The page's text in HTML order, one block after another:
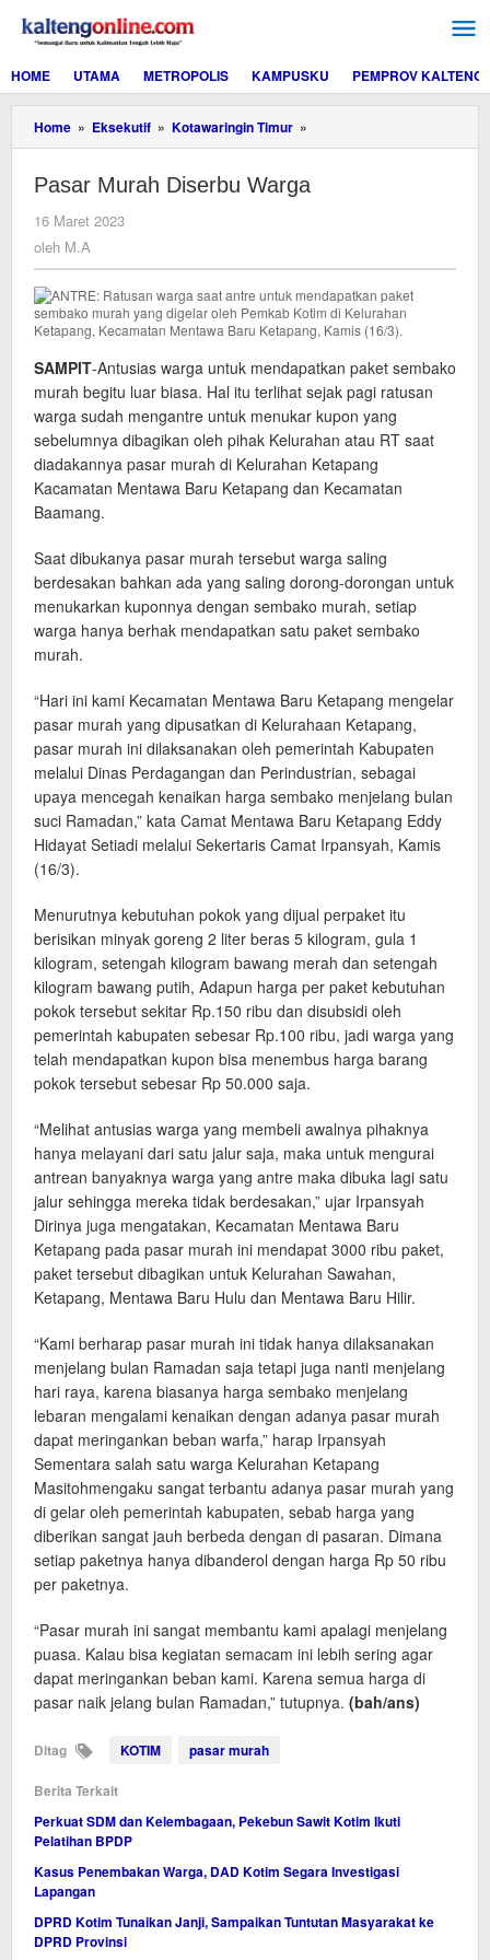
konten
HOME
UTAMA METROPOLIS KAMPUSKU PEMPROV KALTENG
Home » Eksekutif » Kotawaringin Timur »
Murah
Pasar Murah Diserbu Warga
16 Maret 2023
oleh M.A
SAMPIT-Antusias warga untuk mendapatkan paket sembako
murah begitu luar biasa. Hal itu terlihat sejak pagi ratusan
warga sudah mengantre untuk menukar kupon yang
sebelumnya dibagikan oleh pihak Kelurahan atau RT saat
diadakannya pasar murah di Kelurahan Ketapang
Kacamatan Mentawa Baru Ketapang dan Kecamatan
Baamang.
Saat dibukanya pasar murah tersebut warga saling
berdesakan bahkan ada yang saling dorong-dorongan untuk
menukarkan kuponnya dengan sembako murah, setiap
warga hanya berhak mendapatkan satu paket sembako
murah.
“Hari ini kami Kecamatan Mentawa Baru Ketapang mengelar
pasar murah yang dipusatkan di Kelurahaan Ketapang,
pasar murah ini dilaksanakan oleh pemerintah Kabupaten
melalui Dinas Perdagangan dan Perindustrian, sebagai
upaya mencegah kenaikan harga sembako menjelang bulan
suci Ramadan,” kata Camat Mentawa Baru Ketapang Eddy
Hidayat Setiadi melalui Sekertaris Camat Irpansyah, Kamis
(16/3).
Menurutnya kebutuhan pokok yang dijual perpaket itu
berisikan minyak goreng 2 liter beras 5 kilogram, gula 1
kilogram, setengah kilogram bawang merah dan setengah
kilogram bawang putih, Adapun harga per paket kebutuhan
pokok tersebut sekitar Rp.150 ribu dan disubsidi oleh
pemerintah kabupaten sebesar Rp.100 ribu, jadi warga yang
telah mendapatkan kupon bisa menembus harga barang
pokok tersebut sebesar Rp 50.000 saja.
“Melihat antusias warga yang membeli awalnya pihaknya
hanya melayani dari satu jalur saja, maka untuk mengurai
antrean banyaknya warga yang antre maka dibuka lagi satu
jalur sehingga mereka tidak berdesakan,” ujar Irpansyah
Dirinya juga mengatakan, Kecamatan Mentawa Baru
Ketapang pada pasar murah ini mendapat 3000 ribu paket,
paket tersebut dibagikan untuk Kelurahan Sawahan,
Ketapang, Mentawa Baru Hulu dan Mentawa Baru Hilir.
“Kami berharap pasar murah ini tidak hanya dilaksanakan
menjelang bulan Ramadan saja tetapi juga nanti menjelang
hari raya, karena biasanya harga sembako menjelang
lebaran mengalami kenaikan dengan adanya pasar murah
dapat meringankan beban warfa,” harap Irpansyah
Sementara salah satu warga Kelurahan Ketapang
Masitohmengaku sangat terbantu adanya pasar murah yang
di gelar oleh pemerintah kabupaten, sebab harga yang
diberikan sangat jauh berbeda dengan di pasaran. Dimana
setiap paketnya hanya dibanderol dengan harga Rp 50 ribu
per paketnya.
“Pasar murah ini sangat membantu kami apalagi menjelang
puasa. Kalau bisa kegiatan semacam ini lebih sering agar
dapat meringankan beban kami. Karena semua harga di
pasar naik jelang bulan Ramadan,” tutupnya. (bah/ans)
Ditag KOTIM pasar murah
Berita Terkait
Perkuat SDM dan Kelembagaan, Pekebun Sawit Kotim Ikuti
Pelatihan BPDP
Kasus Penembakan Warga, DAD Kotim Segara Investigasi
Lapangan
DPRD Kotim Tunaikan Janji, Sampaikan Tuntutan Masyarakat ke
DPRD Provinsi